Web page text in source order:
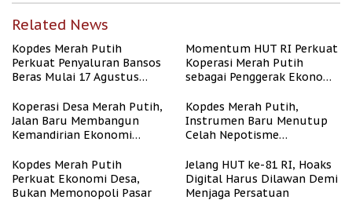
Related News
Kopdes Merah Putih
Perkuat Penyaluran Bansos
Beras Mulai 17 Agustus
Momentum HUT RI Perkuat
Koperasi Merah Putih
sebagai Penggerak Ekonomi
Koperasi Desa Merah Putih,
Jalan Baru Membangun
Kemandirian Ekonomi
Kopdes Merah Putih,
Instrumen Baru Menutup
Celah Nepotisme
Kopdes Merah Putih
Perkuat Ekonomi Desa,
Bukan Memonopoli Pasar
Jelang HUT ke-81 RI, Hoaks
Digital Harus Dilawan Demi
Menjaga Persatuan